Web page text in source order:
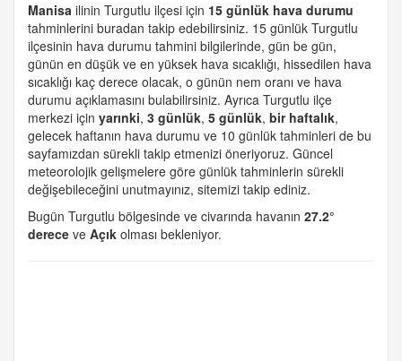
Manisa ilinin Turgutlu ilçesi için 15 günlük hava durumu
tahminlerini buradan takip edebilirsiniz. 15 günlük Turgutlu
ilçesinin hava durumu tahmini bilgilerinde, gün be gün,
günün en düşük ve en yüksek hava sıcaklığı, hissedilen hava
sıcaklığı kaç derece olacak, o günün nem oranı ve hava
durumu açıklamasını bulabilirsiniz. Ayrıca Turgutlu ilçe
merkezi için yarınki, 3 günlük, 5 günlük, bir haftalık,
gelecek haftanın hava durumu ve 10 günlük tahminleri de bu
sayfamızdan sürekli takip etmenizi öneriyoruz. Güncel
meteorolojik gelişmelere göre günlük tahminlerin sürekli
değişebileceğini unutmayınız, sitemizi takip ediniz.
Bugün Turgutlu bölgesinde ve civarında havanın 27.2°
derece ve Açık olması bekleniyor.